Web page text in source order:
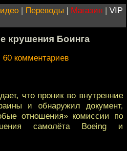
| Переводы | Магазин | VIP
крушения Боинга
60 комментариев
что проник во внутренние
и обнаружил документ,
отношения» комиссии по
самолёта Boeing и